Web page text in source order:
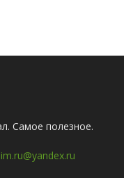
Самое полезное.